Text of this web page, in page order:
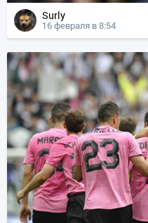
Surly
16 февраля в 8:54